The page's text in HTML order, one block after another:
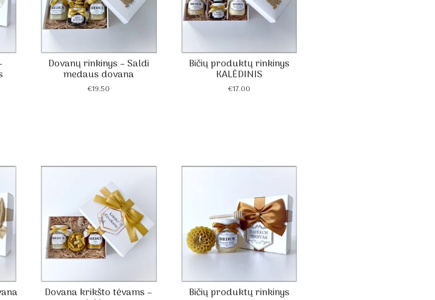
Dovanų rinkinys – Saldi
medaus dovana
€19.50
Bičių produktų rinkinys
KALĖDINIS
€17.00
Dovana krikšto tėvams – Bičių produktų rinkinys